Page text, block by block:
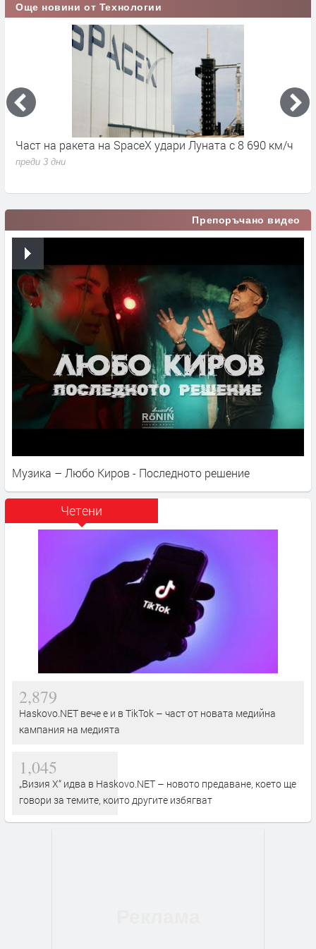
Още новини от Технологии
Част на ракета на SpaceX удари Луната с 8 690 км/ч
преди 3 дни
Препоръчано видео
Музика – Любо Киров - Последното решение
Четени
2,879
Haskovo.NET вече е и в TikTok – част от новата медийна
кампания на медията
1,045
„Визия Х“ идва в Haskovo.NET – новото предаване, което ще
говори за темите, които другите избягват